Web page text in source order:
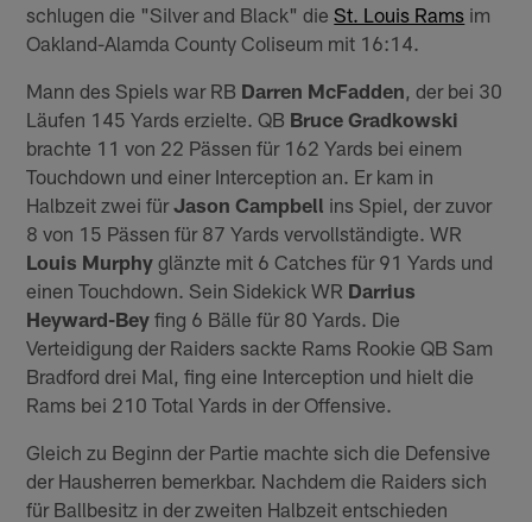
schlugen die "Silver and Black" dieSt. Louis Rams im
Oakland-Alamda County Coliseum mit 16:14.
Mann des Spiels war RB Darren McFadden , der bei 30
Läufen 145 Yards erzielte. QB Bruce Gradkowski
brachte 11 von 22 Pässen für 162 Yards bei einem
Touchdown und einer Interception an. Er kam in
Halbzeit zwei fürJason Campbell ins Spiel, der zuvor
8 von 15 Pässen für 87 Yards vervollständigte. WR
Louis Murphy glänzte mit 6 Catches für 91 Yards und
einen Touchdown. Sein Sidekick WR Darrius
Heyward-Bey fing 6 Bälle für 80 Yards. Die
Verteidigung der Raiders sackte Rams Rookie QB Sam
Bradford drei Mal, fing eine Interception und hielt die
Rams bei 210 Total Yards in der Offensive.
Gleich zu Beginn der Partie machte sich die Defensive
der Hausherren bemerkbar. Nachdem die Raiders sich
für Ballbesitz in der zweiten Halbzeit entschieden